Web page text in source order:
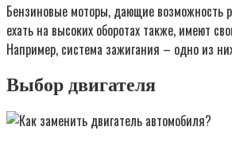
Бензиновые моторы, дающие возможность
ехать на высоких оборотах также, имеют
Например, система зажигания – одно из
Выбор двигателя